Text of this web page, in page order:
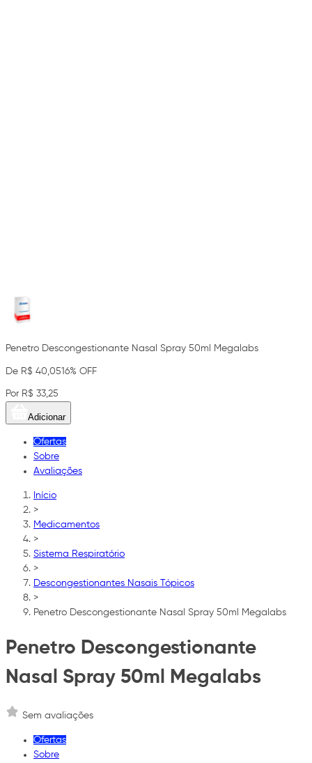
Penetro Descongestionante Nasal Spray 50ml Megalabs
De R$ 40,0516% OFF
Por R$ 33,25
Adicionar
Ofertas
Sobre
Avaliações
Início
>
Medicamentos
>
Sistema Respiratório
>
Descongestionantes Nasais Tópicos
>
Penetro Descongestionante Nasal Spray 50ml Megalabs
Penetro Descongestionante
Nasal Spray 50ml Megalabs
Sem avaliações
Ofertas
Sobre